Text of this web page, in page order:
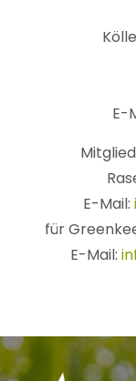
E-
E-Mail:
für
E-Mail: